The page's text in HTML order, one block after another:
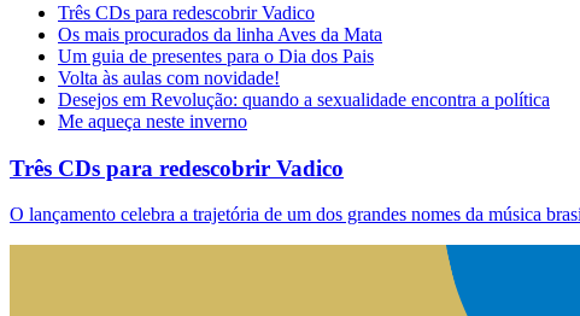
Três CDs para redescobrir Vadico
Os mais procurados da linha Aves da Mata
Um guia de presentes para o Dia dos Pais
Volta às aulas com novidade!
Desejos em Revolução: quando a sexualidade encontra a política
Me aqueça neste inverno
Três CDs para redescobrir Vadico
O lançamento celebra a trajetória de um dos grandes nomes da música